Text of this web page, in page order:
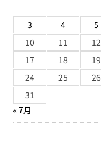
3
4 5
10
11 12
17
18 19
24
25 26
31
« 7月